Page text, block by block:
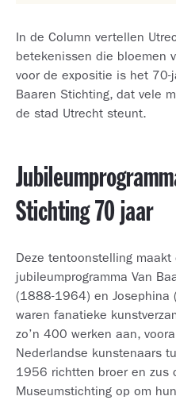
In de Column vertellen
betekenissen die bloemen
voor de expositie is het 70-
Baaren Stichting, dat vele
de stad Utrecht steunt.
Stichting 70 jaar
Deze tentoonstelling maakt
jubileumprogramma Van
(1888-1964) en Josephina
waren fanatieke
zo’n 400 werken aan,
Nederlandse kunstenaars
1956 richtten broer en zus
Museumstichting op om